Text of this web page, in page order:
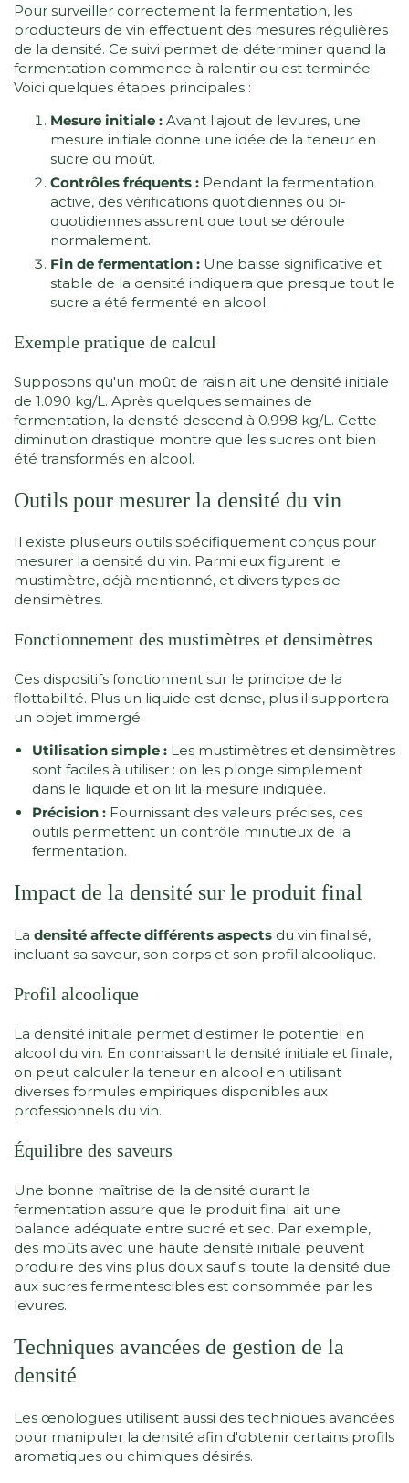
Pour surveiller correctement la fermentation, les
producteurs de vin effectuent des mesures régulières
de la densité. Ce suivi permet de déterminer quand la
fermentation commence à ralentir ou est terminée.
Voici quelques étapes principales :
Mesure initiale : Avant l'ajout de levures, une
mesure initiale donne une idée de la teneur en
sucre du moût.
Contrôles fréquents : Pendant la fermentation
active, des vérifications quotidiennes ou bi-
quotidiennes assurent que tout se déroule
normalement.
Fin de fermentation : Une baisse significative et
stable de la densité indiquera que presque tout le
sucre a été fermenté en alcool.
Exemple pratique de calcul
Supposons qu'un moût de raisin ait une densité initiale
de 1.090 kg/L. Après quelques semaines de
fermentation, la densité descend à 0.998 kg/L. Cette
diminution drastique montre que les sucres ont bien
été transformés en alcool.
Outils pour mesurer la densité du vin
Il existe plusieurs outils spécifiquement conçus pour
mesurer la densité du vin. Parmi eux figurent le
mustimètre, déjà mentionné, et divers types de
densimètres.
Fonctionnement des mustimètres et densimètres
Ces dispositifs fonctionnent sur le principe de la
flottabilité. Plus un liquide est dense, plus il supportera
un objet immergé.
Utilisation simple : Les mustimètres et densimètres
sont faciles à utiliser : on les plonge simplement
dans le liquide et on lit la mesure indiquée.
Précision : Fournissant des valeurs précises, ces
outils permettent un contrôle minutieux de la
fermentation.
Impact de la densité sur le produit final
La densité affecte différents aspects du vin finalisé,
incluant sa saveur, son corps et son profil alcoolique.
Profil alcoolique
La densité initiale permet d'estimer le potentiel en
alcool du vin. En connaissant la densité initiale et finale,
on peut calculer la teneur en alcool en utilisant
diverses formules empiriques disponibles aux
professionnels du vin.
Équilibre des saveurs
Une bonne maîtrise de la densité durant la
fermentation assure que le produit final ait une
balance adéquate entre sucré et sec. Par exemple,
des moûts avec une haute densité initiale peuvent
produire des vins plus doux sauf si toute la densité due
aux sucres fermentescibles est consommée par les
levures.
Techniques avancées de gestion de la
densité
Les œnologues utilisent aussi des techniques avancées
pour manipuler la densité afin d'obtenir certains profils
aromatiques ou chimiques désirés.